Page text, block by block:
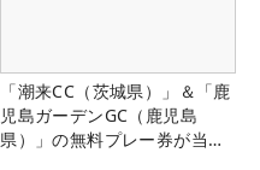
「潮来CC（茨城県）」＆「鹿
児島ガーデンGC（鹿児島
県）」の無料プレー券が当た